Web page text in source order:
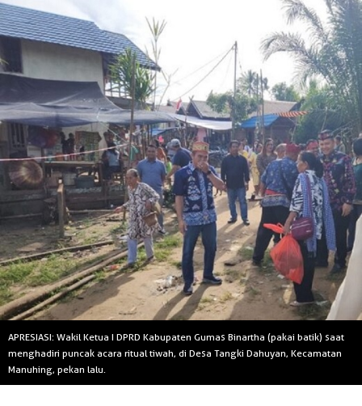
APRESIASI: Wakil Ketua I DPRD Kabupaten Gumas Binartha (pakai batik) saat
menghadiri puncak acara ritual tiwah, di Desa Tangki Dahuyan, Kecamatan
Manuhing, pekan lalu.